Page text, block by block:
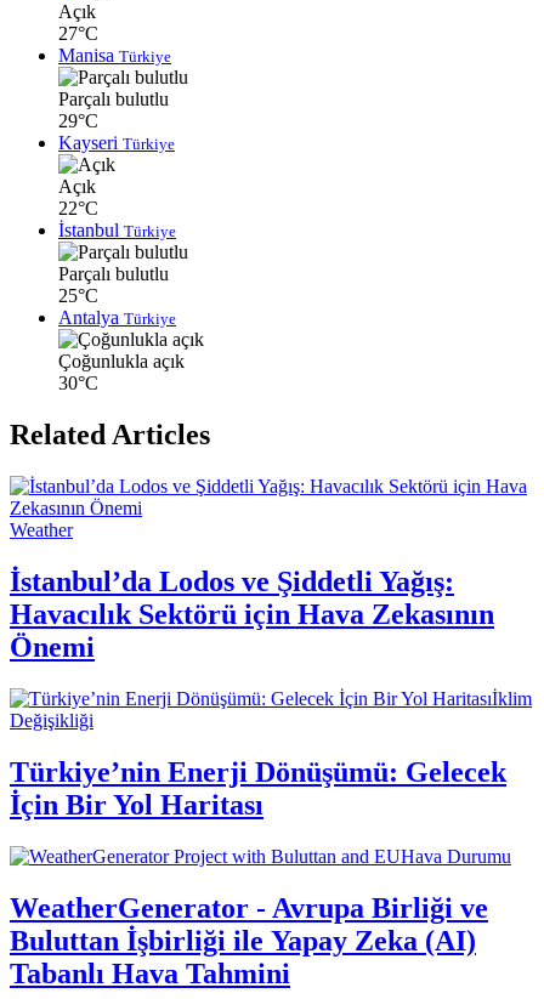
Açık
27°C
Manisa Türkiye
Parçalı bulutlu
29°C
Kayseri Türkiye
Açık
22°C
İstanbul Türkiye
Parçalı bulutlu
25°C
Antalya Türkiye
Çoğunlukla açık
30°C
Related Articles
Weather
İstanbul’da Lodos ve Şiddetli Yağış:
Havacılık Sektörü için Hava Zekasının
Önemi
İklim
Değişikliği
Türkiye’nin Enerji Dönüşümü: Gelecek
İçin Bir Yol Haritası
Hava Durumu
WeatherGenerator - Avrupa Birliği ve
Buluttan İşbirliği ile Yapay Zeka (AI)
Tabanlı Hava Tahmini